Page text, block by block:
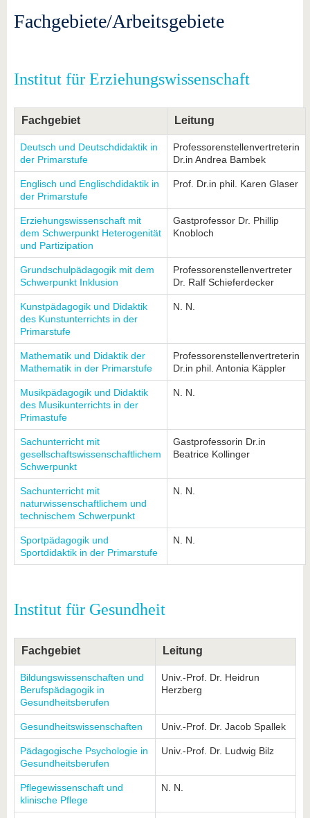
Fachgebiete/Arbeitsgebiete
Institut für Erziehungswissenschaft
Fachgebiet Leitung
Deutsch und Deutschdidaktik in
der Primarstufe
Professorenstellenvertreterin
Dr.in Andrea Bambek
Englisch und Englischdidaktik in
der Primarstufe
Prof. Dr.in phil. Karen Glaser
Erziehungswissenschaft mit
dem Schwerpunkt Heterogenität
und Partizipation
Gastprofessor Dr. Phillip
Knobloch
Grundschulpädagogik mit dem
Schwerpunkt Inklusion
Professorenstellenvertreter
Dr. Ralf Schieferdecker
Kunstpädagogik und Didaktik
des Kunstunterrichts in der
Primarstufe
N. N.
Mathematik und Didaktik der
Mathematik in der Primarstufe
Professorenstellenvertreterin
Dr.in phil. Antonia Käppler
Musikpädagogik und Didaktik
des Musikunterrichts in der
Primastufe
N. N.
Sachunterricht mit
gesellschaftswissenschaftlichem
Schwerpunkt
Gastprofessorin Dr.in
Beatrice Kollinger
Sachunterricht mit
naturwissenschaftlichem und
technischem Schwerpunkt
N. N.
Sportpädagogik und
Sportdidaktik in der Primarstufe
N. N.
Institut für Gesundheit
Fachgebiet Leitung
Bildungswissenschaften und
Berufspädagogik in
Gesundheitsberufen
Univ.-Prof. Dr. Heidrun
Herzberg
Gesundheitswissenschaften Univ.-Prof. Dr. Jacob Spallek
Pädagogische Psychologie in
Gesundheitsberufen
Univ.-Prof. Dr. Ludwig Bilz
Pflegewissenschaft und
klinische Pflege
N. N.